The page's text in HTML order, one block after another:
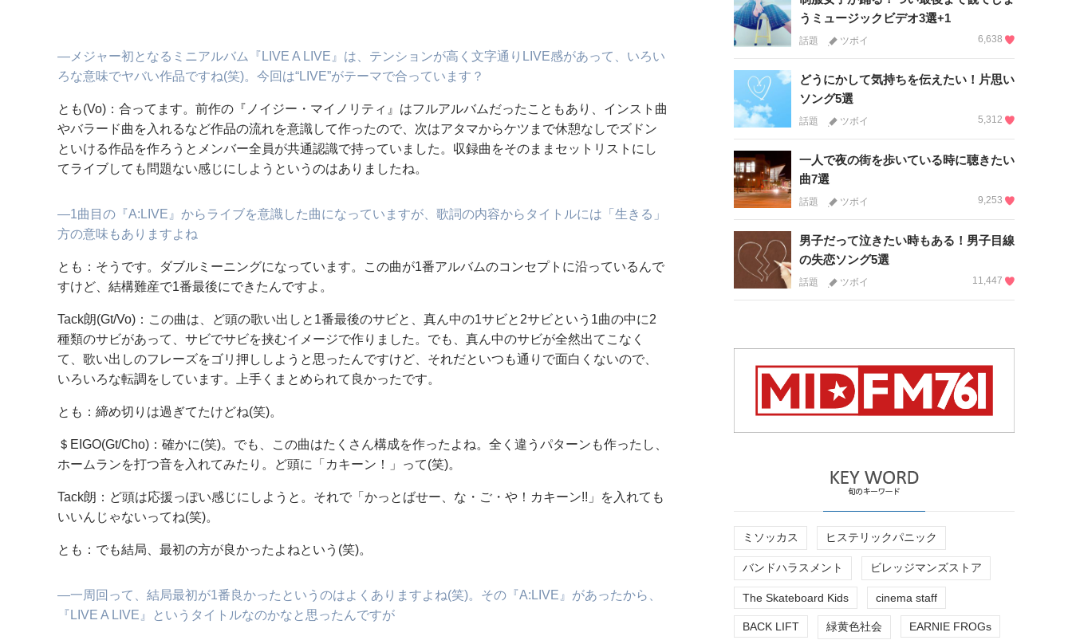
―メジャー初となるミニアルバム『LIVE A LIVE』は、テンションが高く文字通りLIVE感があって、いろい
ろな意味でヤバい作品ですね(笑)。今回は“LIVE”がテーマで合っています？
とも(Vo)：合ってます。前作の『ノイジー・マイノリティ』はフルアルバムだったこともあり、インスト曲
やバラード曲を入れるなど作品の流れを意識して作ったので、次はアタマからケツまで休憩なしでズドン
といける作品を作ろうとメンバー全員が共通認識で持っていました。収録曲をそのままセットリストにし
てライブしても問題ない感じにしようというのはありましたね。
―1曲目の『A:LIVE』からライブを意識した曲になっていますが、歌詞の内容からタイトルには「生きる」
方の意味もありますよね
とも：そうです。ダブルミーニングになっています。この曲が1番アルバムのコンセプトに沿っているんで
すけど、結構難産で1番最後にできたんですよ。
Tack朗(Gt/Vo)：この曲は、ど頭の歌い出しと1番最後のサビと、真ん中の1サビと2サビという1曲の中に2
種類のサビがあって、サビでサビを挟むイメージで作りました。でも、真ん中のサビが全然出てこなく
て、歌い出しのフレーズをゴリ押ししようと思ったんですけど、それだといつも通りで面白くないので、
いろいろな転調をしています。上手くまとめられて良かったです。
とも：締め切りは過ぎてたけどね(笑)。
＄EIGO(Gt/Cho)：確かに(笑)。でも、この曲はたくさん構成を作ったよね。全く違うパターンも作ったし、
ホームランを打つ音を入れてみたり。ど頭に「カキーン！」って(笑)。
Tack朗：ど頭は応援っぽい感じにしようと。それで「かっとばせー、な・ご・や！カキーン!!」を入れても
いいんじゃないってね(笑)。
とも：でも結局、最初の方が良かったよねという(笑)。
―一周回って、結局最初が1番良かったというのはよくありますよね(笑)。その『A:LIVE』があったから、
『LIVE A LIVE』というタイトルなのかなと思ったんですが
うミュージックビデオ3選+1
話題 ツボイ 6,638
どうにかして気持ちを伝えたい！片思い
ソング5選
話題 ツボイ 5,312
一人で夜の街を歩いている時に聴きたい
曲7選
話題 ツボイ 9,253
男子だって泣きたい時もある！男子目線
の失恋ソング5選
話題 ツボイ 11,447
ミソッカス ヒステリックパニック
バンドハラスメント ビレッジマンズストア
The Skateboard Kids cinema staff
BACK LIFT 緑黄色社会 EARNIE FROGs